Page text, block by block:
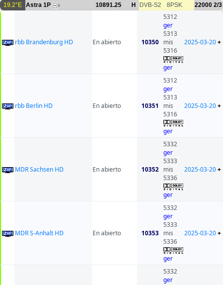
19.2°E Astra 1P 6 10891.25 H DVB-S2 8PSK 22000 2/3
rbb Brandenburg HD En abierto 10350
5312
ger
5313
mis
5316
ger
2025-03-20+
rbb Berlin HD En abierto 10351
5312
ger
5313
mis
5316
ger
2025-03-20+
MDR Sachsen HD En abierto 10352
5332
ger
5333
mis
5336
ger
2025-03-20+
MDR S-Anhalt HD En abierto 10353
5332
ger
5333
mis
5336
ger
2025-03-20+
5332
ger